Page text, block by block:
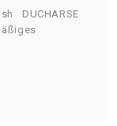
DUCHARSE